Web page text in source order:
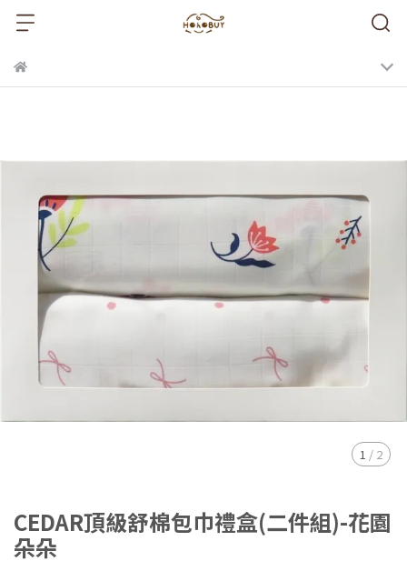
1 / 2
CEDAR頂級舒棉包巾禮盒(二件組)-花園
朵朵